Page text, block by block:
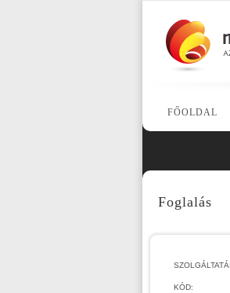
FŐOLDAL
Foglalás
KÓD: